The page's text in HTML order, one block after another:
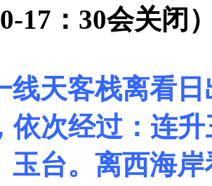
17：30会关闭
线天客栈离看
依次经过：连
玉台。离西海